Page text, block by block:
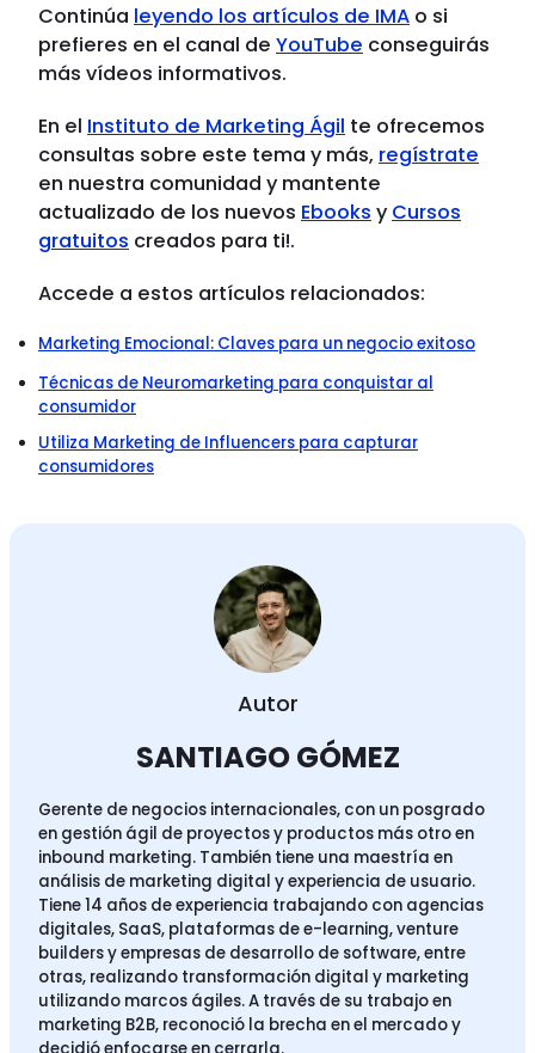
Continúa leyendo los artículos de IMA o si
prefieres en el canal de YouTube conseguirás
más vídeos informativos.
En el Instituto de Marketing Ágil te ofrecemos
consultas sobre este tema y más, regístrate
en nuestra comunidad y mantente
actualizado de los nuevos Ebooks y Cursos
gratuitos creados para ti!.
Accede a estos artículos relacionados:
Marketing Emocional: Claves para un negocio exitoso
Técnicas de Neuromarketing para conquistar al
consumidor
Utiliza Marketing de Influencers para capturar
consumidores
Autor
SANTIAGO GÓMEZ
Gerente de negocios internacionales, con un posgrado
en gestión ágil de proyectos y productos más otro en
inbound marketing. También tiene una maestría en
análisis de marketing digital y experiencia de usuario.
Tiene 14 años de experiencia trabajando con agencias
digitales, SaaS, plataformas de e-learning, venture
builders y empresas de desarrollo de software, entre
otras, realizando transformación digital y marketing
utilizando marcos ágiles. A través de su trabajo en
marketing B2B, reconoció la brecha en el mercado y
decidió enfocarse en cerrarla.